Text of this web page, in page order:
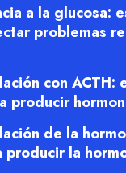
a la glucosa:
problemas
con
producir
de la
producir la